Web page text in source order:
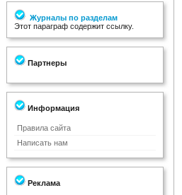
Журналы по разделам
Этот параграф содержит ссылку.
Партнеры
Информация
Правила сайта
Написать нам
Реклама